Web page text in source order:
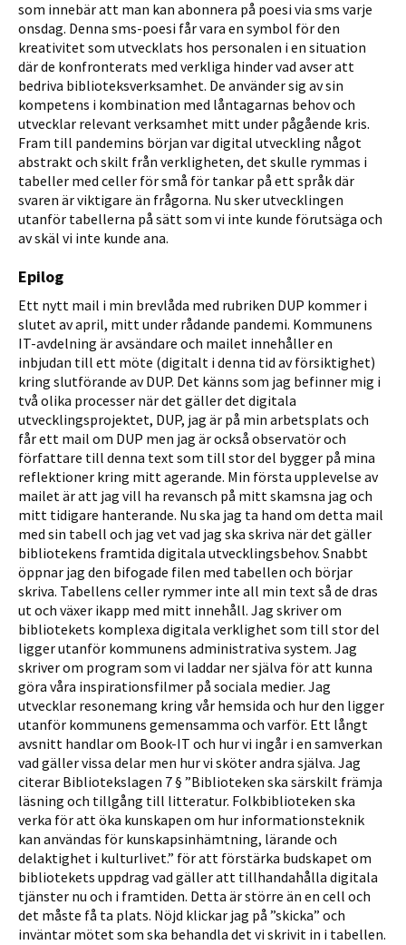
som innebär att man kan abonnera på poesi via sms varje
onsdag. Denna sms-poesi får vara en symbol för den
kreativitet som utvecklats hos personalen i en situation
där de konfronterats med verkliga hinder vad avser att
bedriva biblioteksverksamhet. De använder sig av sin
kompetens i kombination med låntagarnas behov och
utvecklar relevant verk­samhet mitt under pågående kris.
Fram till pandemins början var digital utveckling något
abstrakt och skilt från verkligheten, det skulle rymmas i
tabeller med celler för små för tankar på ett språk där
svaren är viktigare än frågorna. Nu sker utvecklingen
utanför tabellerna på sätt som vi inte kunde förutsäga och
av skäl vi inte kunde ana.
Epilog
Ett nytt mail i min brevlåda med rubriken DUP kommer i
slutet av april, mitt under rådande pandemi. Kommunens
IT-avdelning är avsändare och mailet innehåller en
inbjudan till ett möte (digitalt i denna tid av försiktighet)
kring slutförande av DUP. Det känns som jag befinner mig i
två olika processer när det gäller det digitala
utvecklingsprojektet, DUP, jag är på min arbetsplats och
får ett mail om DUP men jag är också observatör och
författare till denna text som till stor del bygger på mina
reflektioner kring mitt agerande. Min första upplevelse av
mailet är att jag vill ha revansch på mitt skamsna jag och
mitt tidigare hanterande. Nu ska jag ta hand om detta mail
med sin tabell och jag vet vad jag ska skriva när det gäller
bibliotekens framtida digitala utvecklingsbehov. Snabbt
öppnar jag den bifogade filen med tabellen och börjar
skriva. Tabellens celler rymmer inte all min text så de dras
ut och växer ikapp med mitt innehåll. Jag skriver om
bibliotekets komplexa digitala verklighet som till stor del
ligger utanför kommunens administrativa system. Jag
skriver om program som vi laddar ner själva för att kunna
göra våra inspirationsfilmer på sociala medier. Jag
utvecklar resone­mang kring vår hemsida och hur den ligger
utanför kommunens gemensamma och varför. Ett långt
avsnitt handlar om Book-IT och hur vi ingår i en samverkan
vad gäller vissa delar men hur vi sköter andra själva. Jag
citerar Bibliotekslagen 7 § ”Biblioteken ska särskilt främja
läsning och tillgång till litteratur. Folkbiblioteken ska
verka för att öka kunskapen om hur informationsteknik
kan användas för kunskapsinhämtning, lärande och
delaktighet i kulturlivet.” för att förstärka budskapet om
bibliotekets uppdrag vad gäller att tillhan­dahålla digitala
tjänster nu och i framtiden. Detta är större än en cell och
det måste få ta plats. Nöjd klickar jag på ”skicka” och
inväntar mötet som ska behandla det vi skrivit in i tabellen.